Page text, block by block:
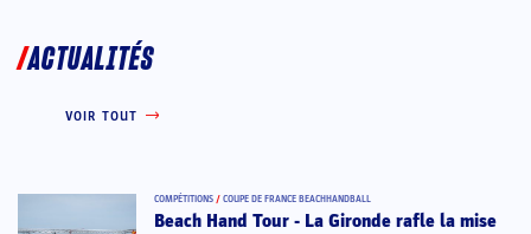
ACTUALITÉS
VOIR TOUT
COMPÉTITIONS / COUPE DE FRANCE BEACHHANDBALL
Beach Hand Tour - La Gironde rafle la mise